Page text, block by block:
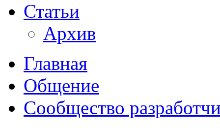
Статьи
Архив
Главная
Общение
Сообщество